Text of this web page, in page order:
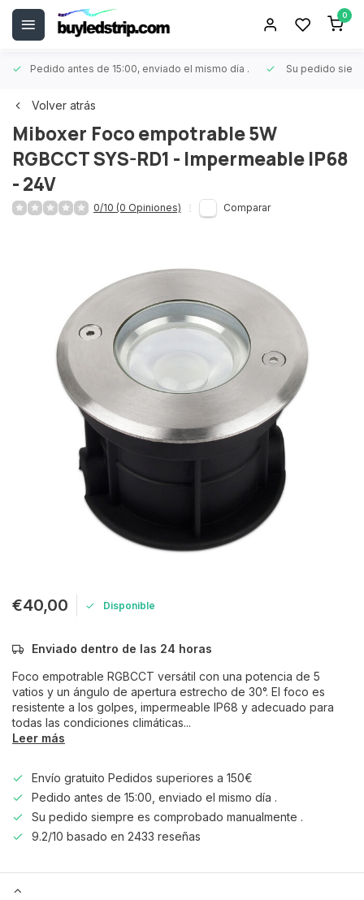
0
Pedido antes de 15:00, enviado el mismo día . Su pedido
Volver atrás
Miboxer Foco empotrable 5W
RGBCCT SYS-RD1 - Impermeable IP68
- 24V
0/10 (0 Opiniones) Comparar
€40,00 Disponible
Enviado dentro de las 24 horas
Foco empotrable RGBCCT versátil con una potencia de 5
vatios y un ángulo de apertura estrecho de 30°. El foco es
resistente a los golpes, impermeable IP68 y adecuado para
todas las condiciones climáticas...
Leer más
Envío gratuito Pedidos superiores a 150€
Pedido antes de 15:00, enviado el mismo día .
Su pedido siempre es comprobado manualmente .
9.2/10 basado en 2433 reseñas